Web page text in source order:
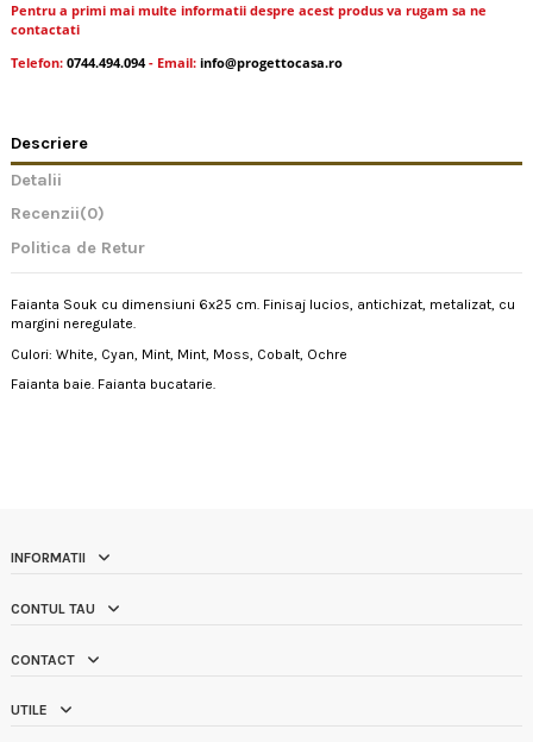
Pentru a primi mai multe informatii despre acest produs va rugam sa ne
contactati
Telefon: 0744.494.094- Email: info@progettocasa.ro
Descriere
Detalii
Recenzii(0)
Politica de Retur
Faianta Souk cu dimensiuni 6x25 cm. Finisaj lucios, antichizat, metalizat, cu
margini neregulate.
Culori: White, Cyan, Mint, Mint, Moss, Cobalt, Ochre
Faianta baie. Faianta bucatarie.
INFORMATII
CONTUL TAU
CONTACT
UTILE